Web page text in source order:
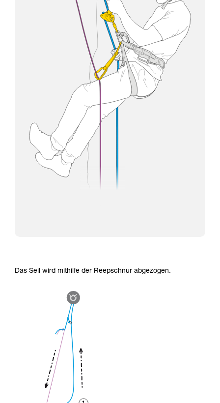
Das Seil wird mithilfe der Reepschnur abgezogen.